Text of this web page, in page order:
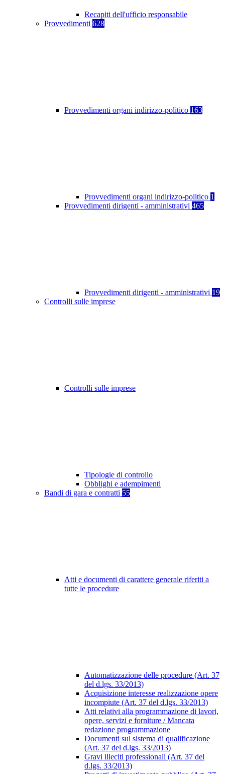
Recapiti dell'ufficio responsabile
Provvedimenti 628
Provvedimenti organi indirizzo-politico 163
Provvedimenti organi indirizzo-politico 1
Provvedimenti dirigenti - amministrativi 465
Provvedimenti dirigenti - amministrativi 19
Controlli sulle imprese
Controlli sulle imprese
Tipologie di controllo
Obblighi e adempimenti
Bandi di gara e contratti 55
Atti e documenti di carattere generale riferiti a
tutte le procedure
Automatizzazione delle procedure (Art. 37
del d.lgs. 33/2013)
Acquisizione interesse realizzazione opere
incompiute (Art. 37 del d.lgs. 33/2013)
Atti relativi alla programmazione di lavori,
opere, servizi e forniture / Mancata
redazione programmazione
Documenti sul sistema di qualificazione
(Art. 37 del d.lgs. 33/2013)
Gravi illeciti professionali (Art. 37 del
d.lgs. 33/2013)